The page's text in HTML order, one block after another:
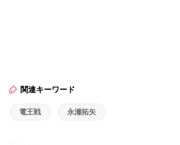
関連キーワード
電王戦 永瀬拓矢